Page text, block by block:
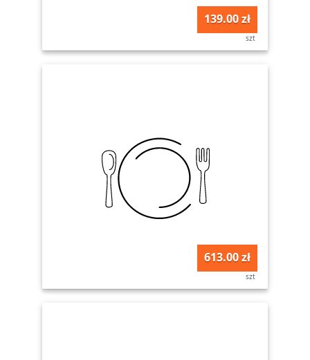
139.00 zł
szt
613.00 zł
szt